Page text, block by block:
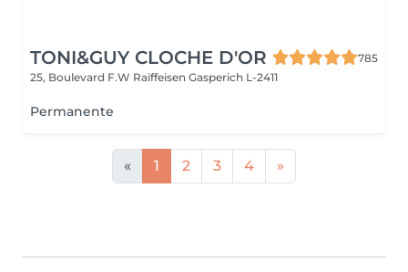
TONI&GUY CLOCHE D'OR
785
25, Boulevard F.W Raiffeisen Gasperich L-2411
Permanente
« 1 2 3 4 »